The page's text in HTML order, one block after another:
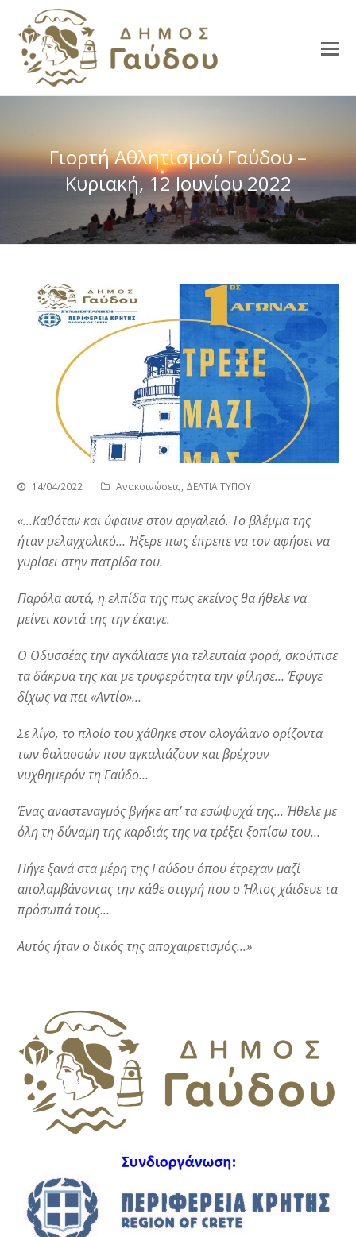
Γιορτή Αθλητισμού Γαύδου –
Κυριακή, 12 Ιουνίου 2022
14/04/2022 Ανακοινώσεις, ΔΕΛΤΙΑ ΤΥΠΟΥ
«…Καθόταν και ύφαινε στον αργαλειό. Το βλέμμα της
ήταν μελαγχολικό… Ήξερε πως έπρεπε να τον αφήσει να
γυρίσει στην πατρίδα του.
Παρόλα αυτά, η ελπίδα της πως εκείνος θα ήθελε να
μείνει κοντά της την έκαιγε.
Ο Οδυσσέας την αγκάλιασε για τελευταία φορά, σκούπισε
τα δάκρυα της και με τρυφερότητα την φίλησε… Έφυγε
δίχως να πει «Αντίο»…
Σε λίγο, το πλοίο του χάθηκε στον ολογάλανο ορίζοντα
των θαλασσών που αγκαλιάζουν και βρέχουν
νυχθημερόν τη Γαύδο…
Ένας αναστεναγμός βγήκε απ’ τα εσώψυχά της… Ήθελε με
όλη τη δύναμη της καρδιάς της να τρέξει ξοπίσω του…
Πήγε ξανά στα μέρη της Γαύδου όπου έτρεχαν μαζί
απολαμβάνοντας την κάθε στιγμή που ο Ήλιος χάιδευε τα
πρόσωπά τους…
Αυτός ήταν ο δικός της αποχαιρετισμός…»